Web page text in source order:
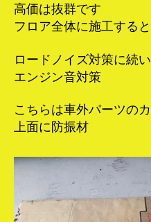
高価は抜群です
フロア全体に施工する
ロードノイズ対策に続
エンジン音対策
こちらは車外パーツの
上面に防振材